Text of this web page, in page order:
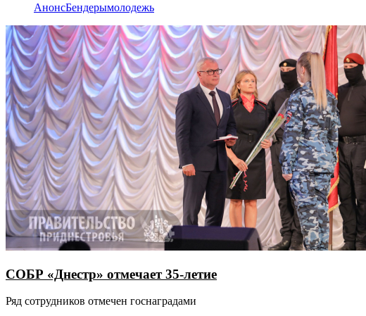
АнонсБендерымолодежь
СОБР «Днестр» отмечает 35-летие
Ряд сотрудников отмечен госнаградами